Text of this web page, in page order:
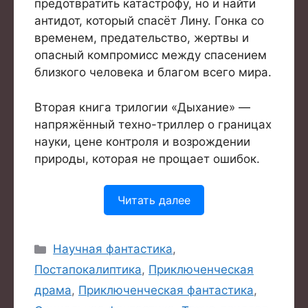
предотвратить катастрофу, но и найти
антидот, который спасёт Лину. Гонка со
временем, предательство, жертвы и
опасный компромисс между спасением
близкого человека и благом всего мира.
Вторая книга трилогии «Дыхание» —
напряжённый техно-триллер о границах
науки, цене контроля и возрождении
природы, которая не прощает ошибок.
Читать далее
Рубрики
Научная фантастика,
Постапокалиптика, Приключенческая
драма, Приключенческая фантастика,